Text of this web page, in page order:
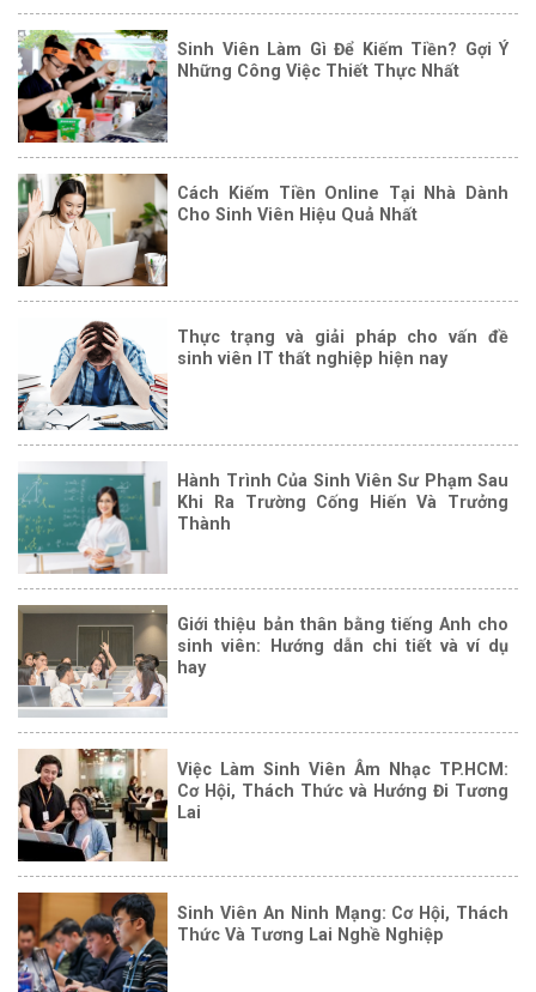
Sinh Viên Làm Gì Để Kiếm Tiền? Gợi Ý
Những Công Việc Thiết Thực Nhất
Cách Kiếm Tiền Online Tại Nhà Dành
Cho Sinh Viên Hiệu Quả Nhất
Thực trạng và giải pháp cho vấn đề
sinh viên IT thất nghiệp hiện nay
Hành Trình Của Sinh Viên Sư Phạm Sau
Khi Ra Trường Cống Hiến Và Trưởng
Thành
Giới thiệu bản thân bằng tiếng Anh cho
sinh viên: Hướng dẫn chi tiết và ví dụ
hay
Việc Làm Sinh Viên Âm Nhạc TP.HCM:
Cơ Hội, Thách Thức và Hướng Đi Tương
Lai
Sinh Viên An Ninh Mạng: Cơ Hội, Thách
Thức Và Tương Lai Nghề Nghiệp